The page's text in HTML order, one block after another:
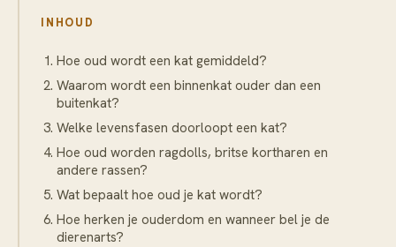
INHOUD
Hoe oud wordt een kat gemiddeld?
Waarom wordt een binnenkat ouder dan een
buitenkat?
Welke levensfasen doorloopt een kat?
Hoe oud worden ragdolls, britse kortharen en
andere rassen?
Wat bepaalt hoe oud je kat wordt?
Hoe herken je ouderdom en wanneer bel je de
dierenarts?